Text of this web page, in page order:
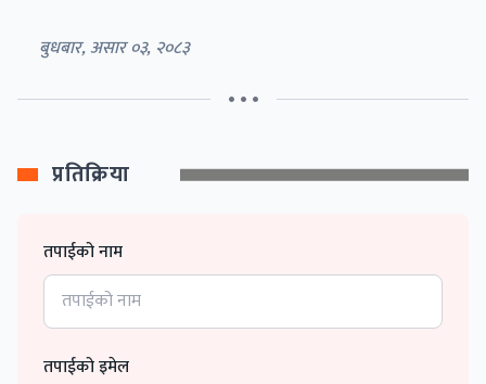
बुधबार, असार ०३, २०८३
• • •
प्रतिक्रिया
तपाईको नाम
तपाईको इमेल